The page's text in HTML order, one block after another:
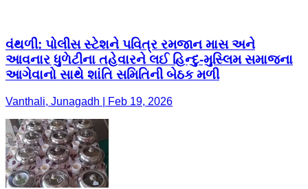
વંથળી: પોલીસ સ્ટેશને પવિત્ર રમજાન માસ અને
આવનાર ધુળેટીના તહેવારને લઈ હિન્દુ-મુસ્લિમ સમાજના
આગેવાનો સાથે શાંતિ સમિતિની બેઠક મળી
Vanthali, Junagadh | Feb 19, 2026